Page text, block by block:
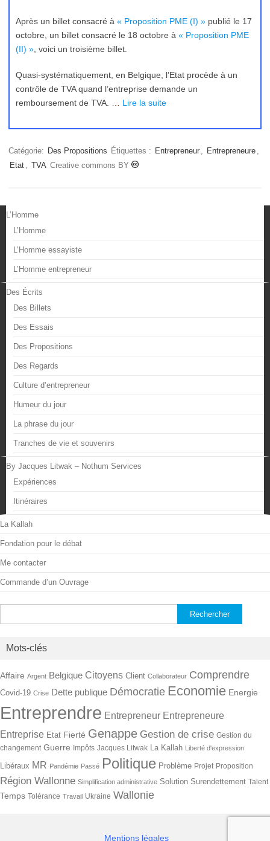
Après un billet consacré à « Proposition PME (I) » publié le 17
octobre, un billet consacré le 18 octobre à « Proposition PME
(II) » , voici un troisième billet.
Quasi-systématiquement, en Belgique, l’Etat procède à un
contrôle de TVA quand l’entreprise demande un
remboursement de TVA. … Lire la suite
Catégorie: Des Propositions Étiquettes : Entrepreneur , Entrepreneure ,
Etat , TVA Creative commons BY
L’Homme
L’Homme
L’Homme essayiste
L’Homme entrepreneur
Des Écrits
Des Billets
Des Essais
Des Propositions
Des Regards
Culture d’entrepreneur
Humeur du jour
La phrase du jour
Tranches de vie et souvenirs
By Jacques Litwak – Nothum Services
Expériences
Itinéraires
La Kallah
Fondation pour le débat
Me contacter
Commande d’un Ouvrage
Mots-clés
Affaire Argent Belgique Citoyens Client Collaborateur Comprendre
Covid-19 Crise Dette publique Démocratie Economie Energie
Entreprendre Entrepreneur Entrepreneure
Entreprise Etat Fierté Genappe Gestion de crise Gestion du
changement Guerre Impôts Jacques Litwak La Kallah Liberté d'expression
Libéraux MR Pandémie Passé Politique Problème Projet Proposition
Région Wallonne Simplification administrative Solution Surendettement Talent
Temps Tolérance Travail Ukraine Wallonie
Mentions légales